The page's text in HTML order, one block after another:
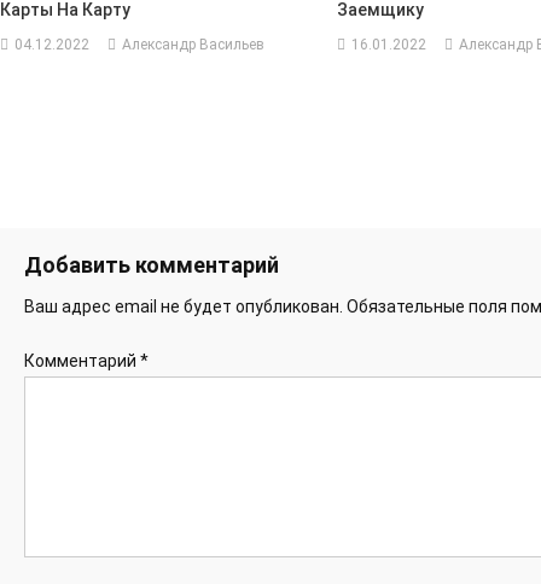
Карты На Карту
04.12.2022 Александр Васильев
Заемщику
16.01.2022 Александр
Добавить комментарий
Ваш адрес email не будет опубликован. Обязательные поля
Комментарий *